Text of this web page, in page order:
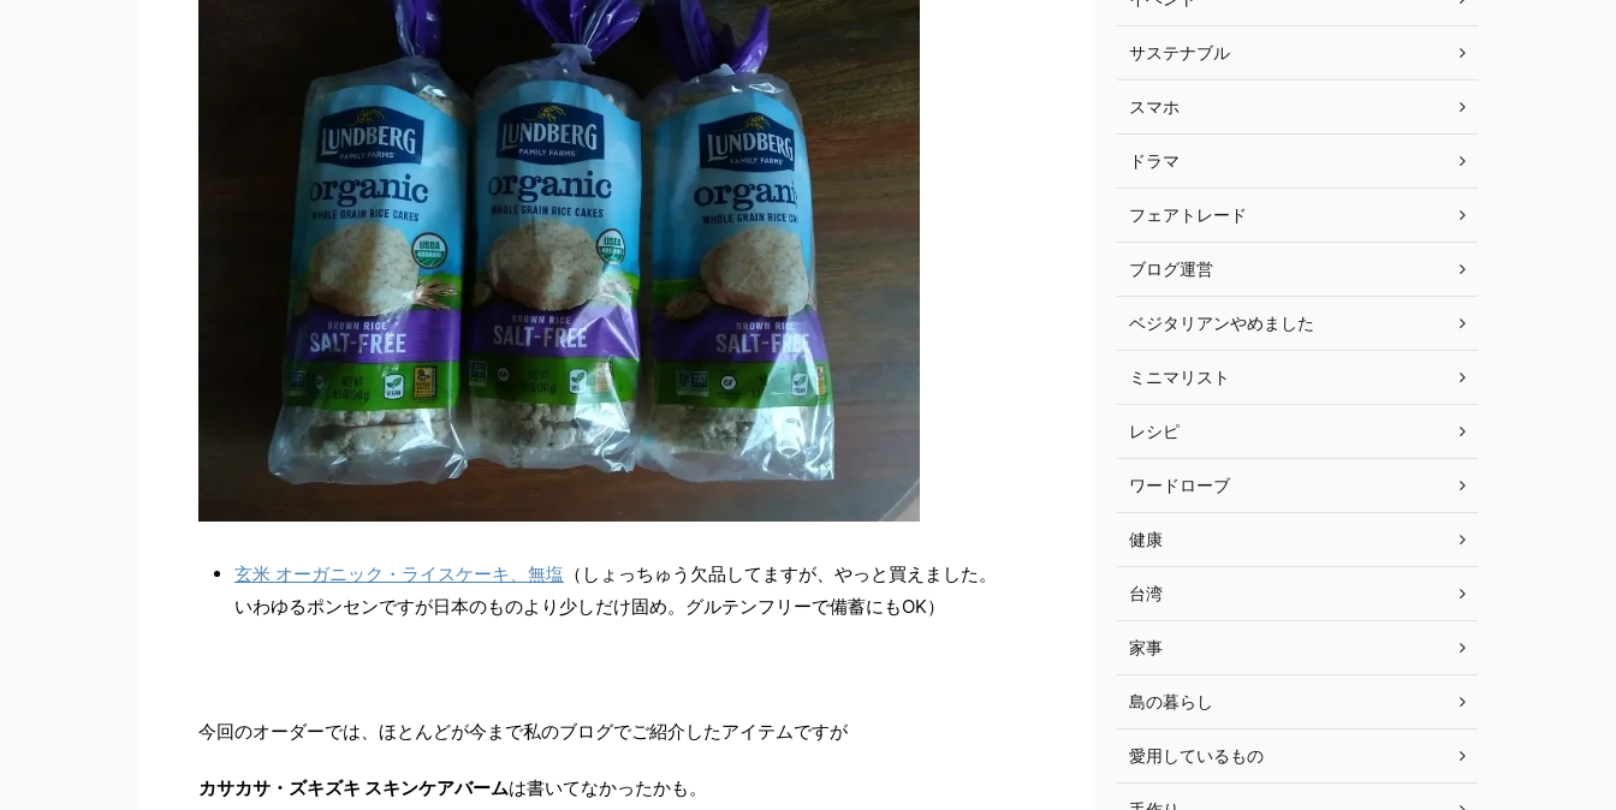
玄米 オーガニック・ライスケーキ、無塩 （しょっちゅう欠品してますが、やっと買えました。
いわゆるポンセンですが日本のものより少しだけ固め。グルテンフリーで備蓄にもOK）
今回のオーダーでは、ほとんどが今まで私のブログでご紹介したアイテムですが
カサカサ・ズキズキ スキンケアバームは書いてなかったかも。
サステナブル
スマホ
ドラマ
フェアトレード
ブログ運営
ベジタリアンやめました
ミニマリスト
レシピ
ワードローブ
健康
台湾
家事
島の暮らし
愛用しているもの